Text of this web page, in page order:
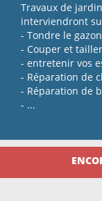
Travaux de
interviendront
- Tondre le gazon
- Couper et
- entretenir vos
- Réparation de
- Réparation de
- ...